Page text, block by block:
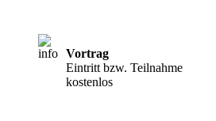
Vortrag
Eintritt bzw. Teilnahme
kostenlos